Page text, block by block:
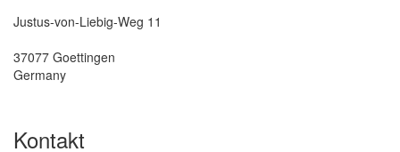
Justus-von-Liebig-Weg 11
37077 Goettingen
Germany
Kontakt